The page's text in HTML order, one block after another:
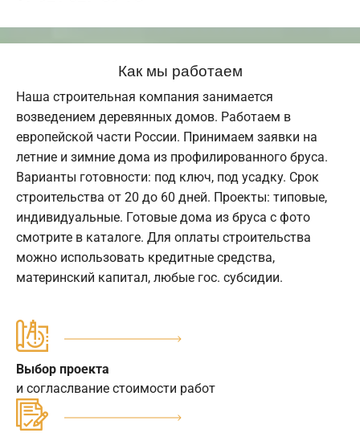
Как мы работаем
Наша строительная компания занимается
возведением деревянных домов. Работаем в
европейской части России. Принимаем заявки на
летние и зимние дома из профилированного бруса.
Варианты готовности: под ключ, под усадку. Срок
строительства от 20 до 60 дней. Проекты: типовые,
индивидуальные. Готовые дома из бруса с фото
смотрите в каталоге. Для оплаты строительства
можно использовать кредитные средства,
материнский капитал, любые гос. субсидии.
Выбор проекта
и согласлвание стоимости работ